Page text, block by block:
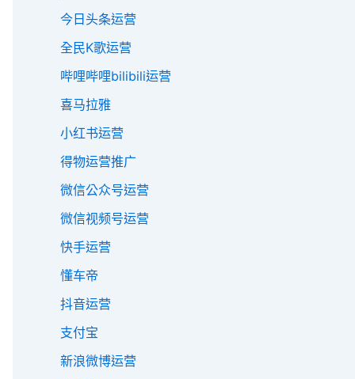
今日头条运营
全民K歌运营
哔哩哔哩bilibili运营
喜马拉雅
小红书运营
得物运营推广
微信公众号运营
微信视频号运营
快手运营
懂车帝
抖音运营
支付宝
新浪微博运营